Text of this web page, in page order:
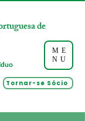
ME
NU
de
Tornar-se Sócio